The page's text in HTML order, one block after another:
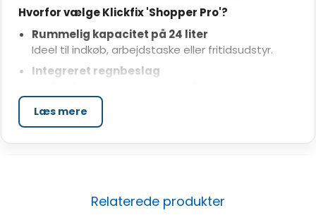
Hvorfor vælge Klickfix 'Shopper Pro'?
Rummelig kapacitet på 24 liter
Ideel til indkøb, arbejdstaske eller fritidsudstyr.
Integreret regnbeslag
Nem montering med Klickfix
Klik kurven på og af styradapteren på få sekunder.
Perfekt til både hverdag og eventyr
materialer sikrer lang holdbarhed. Når kurven ikke er
Læs mere
Relaterede produkter